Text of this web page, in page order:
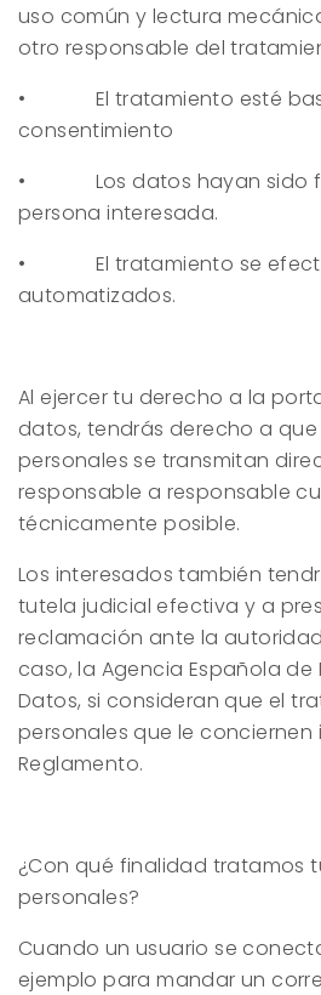
uso común y lectura
otro responsable del
• El tratamiento esté
consentimiento
• Los datos hayan sido
persona interesada.
• El tratamiento se
automatizados.
Al ejercer tu derecho a la
datos, tendrás derecho a
personales se transmitan
responsable a responsable
técnicamente posible.
Los interesados también
tutela judicial efectiva y a
reclamación ante la
caso, la Agencia Española de
Datos, si consideran que el
personales que le conciernen
Reglamento.
¿Con qué finalidad tratamos
personales?
Cuando un usuario se
ejemplo para mandar un